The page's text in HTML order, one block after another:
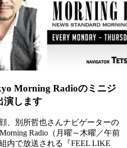
Morning Radioのミニジ
演します
、別所哲也さんナビゲーターの
Radio（月曜～木曜／午前
内で放送される『FEEL LIKE